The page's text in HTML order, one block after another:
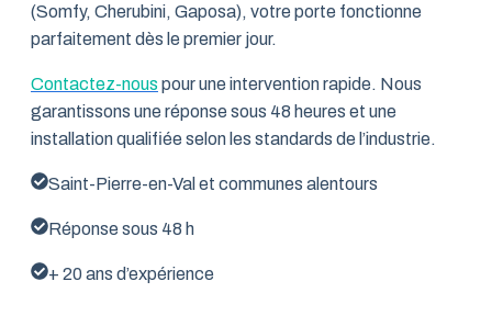
(Somfy, Cherubini, Gaposa), votre porte fonctionne
parfaitement dès le premier jour.
Contactez-nous pour une intervention rapide. Nous
garantissons une réponse sous 48 heures et une
installation qualifiée selon les standards de l’industrie.
Saint-Pierre-en-Val et communes alentours
Réponse sous 48 h
+ 20 ans d’expérience